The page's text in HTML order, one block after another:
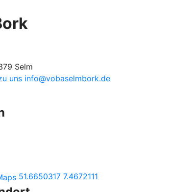
Selm
uns info@vobaselmbork.de
51.6650317 7.4672111